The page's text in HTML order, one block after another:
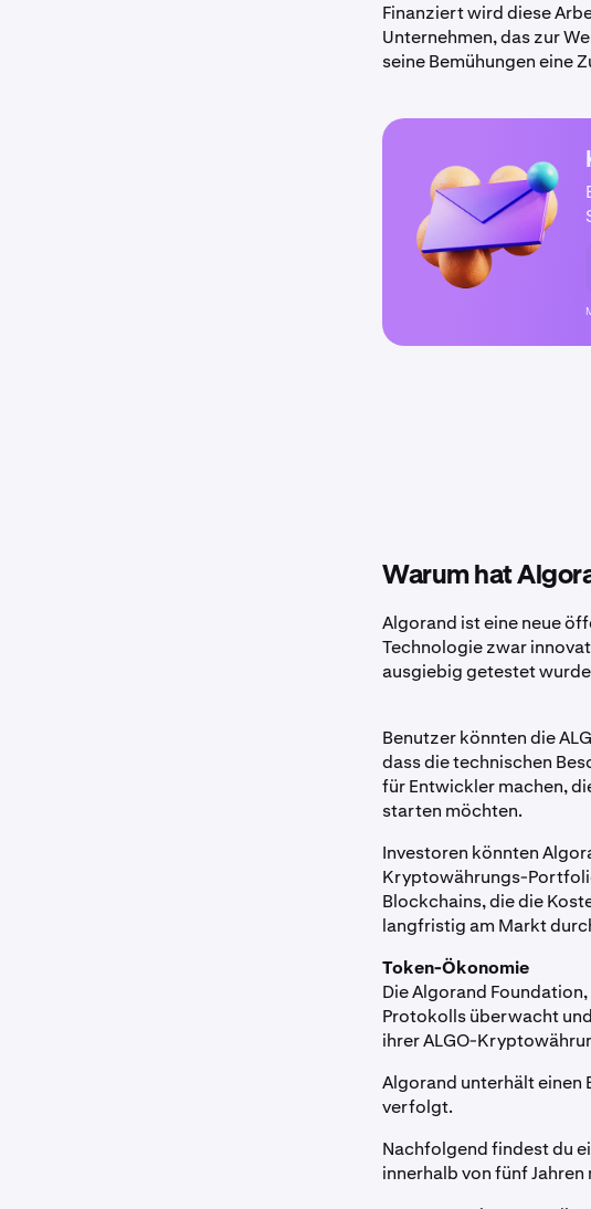
Finanziert wird diese
Unternehmen, das zur
seine Bemühungen eine
Warum hat
Algorand ist eine neue
Technologie zwar
ausgiebig getestet
Benutzer könnten die
dass die technischen
für Entwickler machen,
starten möchten.
Investoren könnten
Kryptowährungs-
Blockchains, die die
langfristig am Markt
Token-Ökonomie
Die Algorand
Protokolls überwacht
ihrer ALGO-
Algorand unterhält einen
verfolgt.
Nachfolgend findest du
innerhalb von fünf